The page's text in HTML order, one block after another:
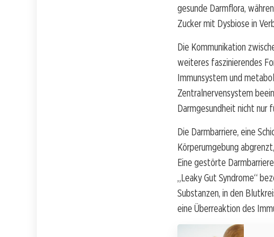
gesunde Darmflora,
Zucker mit Dysbiose in
Die Kommunikation
weiteres faszinierendes
Immunsystem und
Zentralnervensystem
Darmgesundheit nicht nur
Die Darmbarriere, eine
Körperumgebung
Eine gestörte
„Leaky Gut Syndrome“
Substanzen, in den
eine Überreaktion des